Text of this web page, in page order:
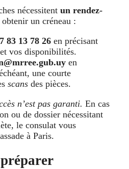
nécessitent un rendez-
un créneau :
83 13 78 26 en précisant
vos disponibilités.
en
une courte
scans des pièces.
n’est pas garanti. En cas
ou de dossier nécessitant
le consulat vous
à Paris.